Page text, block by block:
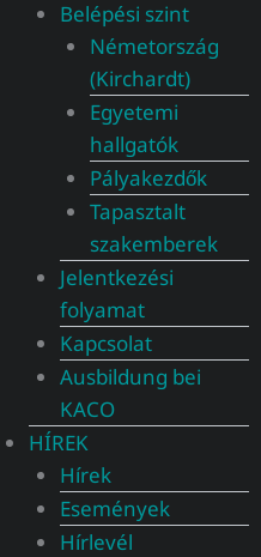
Belépési szint
Németország
(Kirchardt)
Egyetemi
hallgatók
Pályakezdők
Tapasztalt
szakemberek
Jelentkezési
folyamat
Kapcsolat
Ausbildung bei
KACO
HÍREK
Hírek
Események
Hírlevél